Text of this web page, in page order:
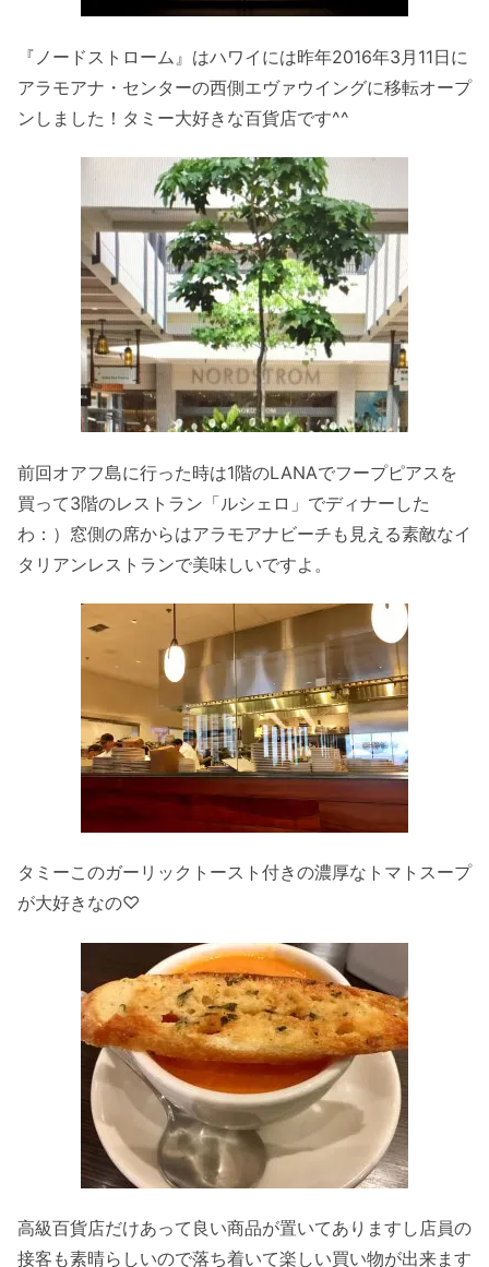
『ノードストローム』はハワイには昨年2016年3月11日に
アラモアナ・センターの西側エヴァウイングに移転オープ
ンしました！タミー大好きな百貨店です^^
前回オアフ島に行った時は1階のLANAでフープピアスを
買って3階のレストラン「ルシェロ」でディナーした
わ：）窓側の席からはアラモアナビーチも見える素敵なイ
タリアンレストランで美味しいですよ。
タミーこのガーリックトースト付きの濃厚なトマトスープ
が大好きなの♡
高級百貨店だけあって良い商品が置いてありますし店員の
接客も素晴らしいので落ち着いて楽しい買い物が出来ます